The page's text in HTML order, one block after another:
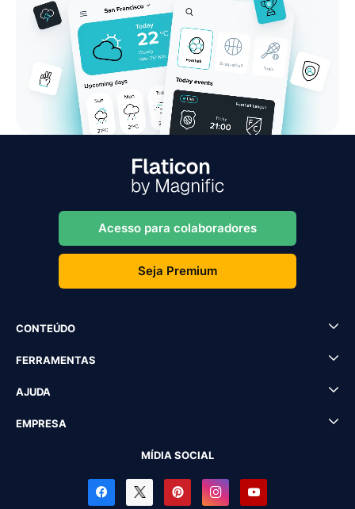
Acesso para colaboradores
Seja Premium
CONTEÚDO
FERRAMENTAS
AJUDA
EMPRESA
MÍDIA SOCIAL